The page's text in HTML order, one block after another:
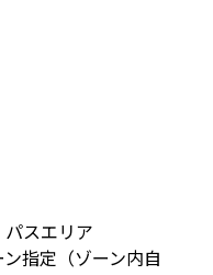
パスエリア
指定（ゾーン内自